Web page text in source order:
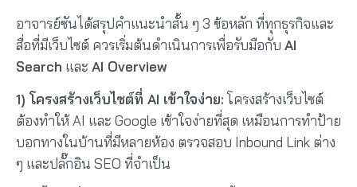
อาจารย์ซันได้สรุปคำแนะนำสั้น ๆ 3 ข้อหลัก ที่ทุกธุรกิจและ
สื่อที่มีเว็บไซต์ ควรเริ่มต้นดำเนินการเพื่อรับมือกับ AI
Search และ AI Overview
1) โครงสร้างเว็บไซต์ที่ AI เข้าใจง่าย: โครงสร้างเว็บไซต์
ต้องทำให้ AI และ Google เข้าใจง่ายที่สุด เหมือนการทำป้าย
บอกทางในบ้านที่มีหลายห้อง ตรวจสอบ Inbound Link ต่าง
ๆ และปลั๊กอิน SEO ที่จำเป็น